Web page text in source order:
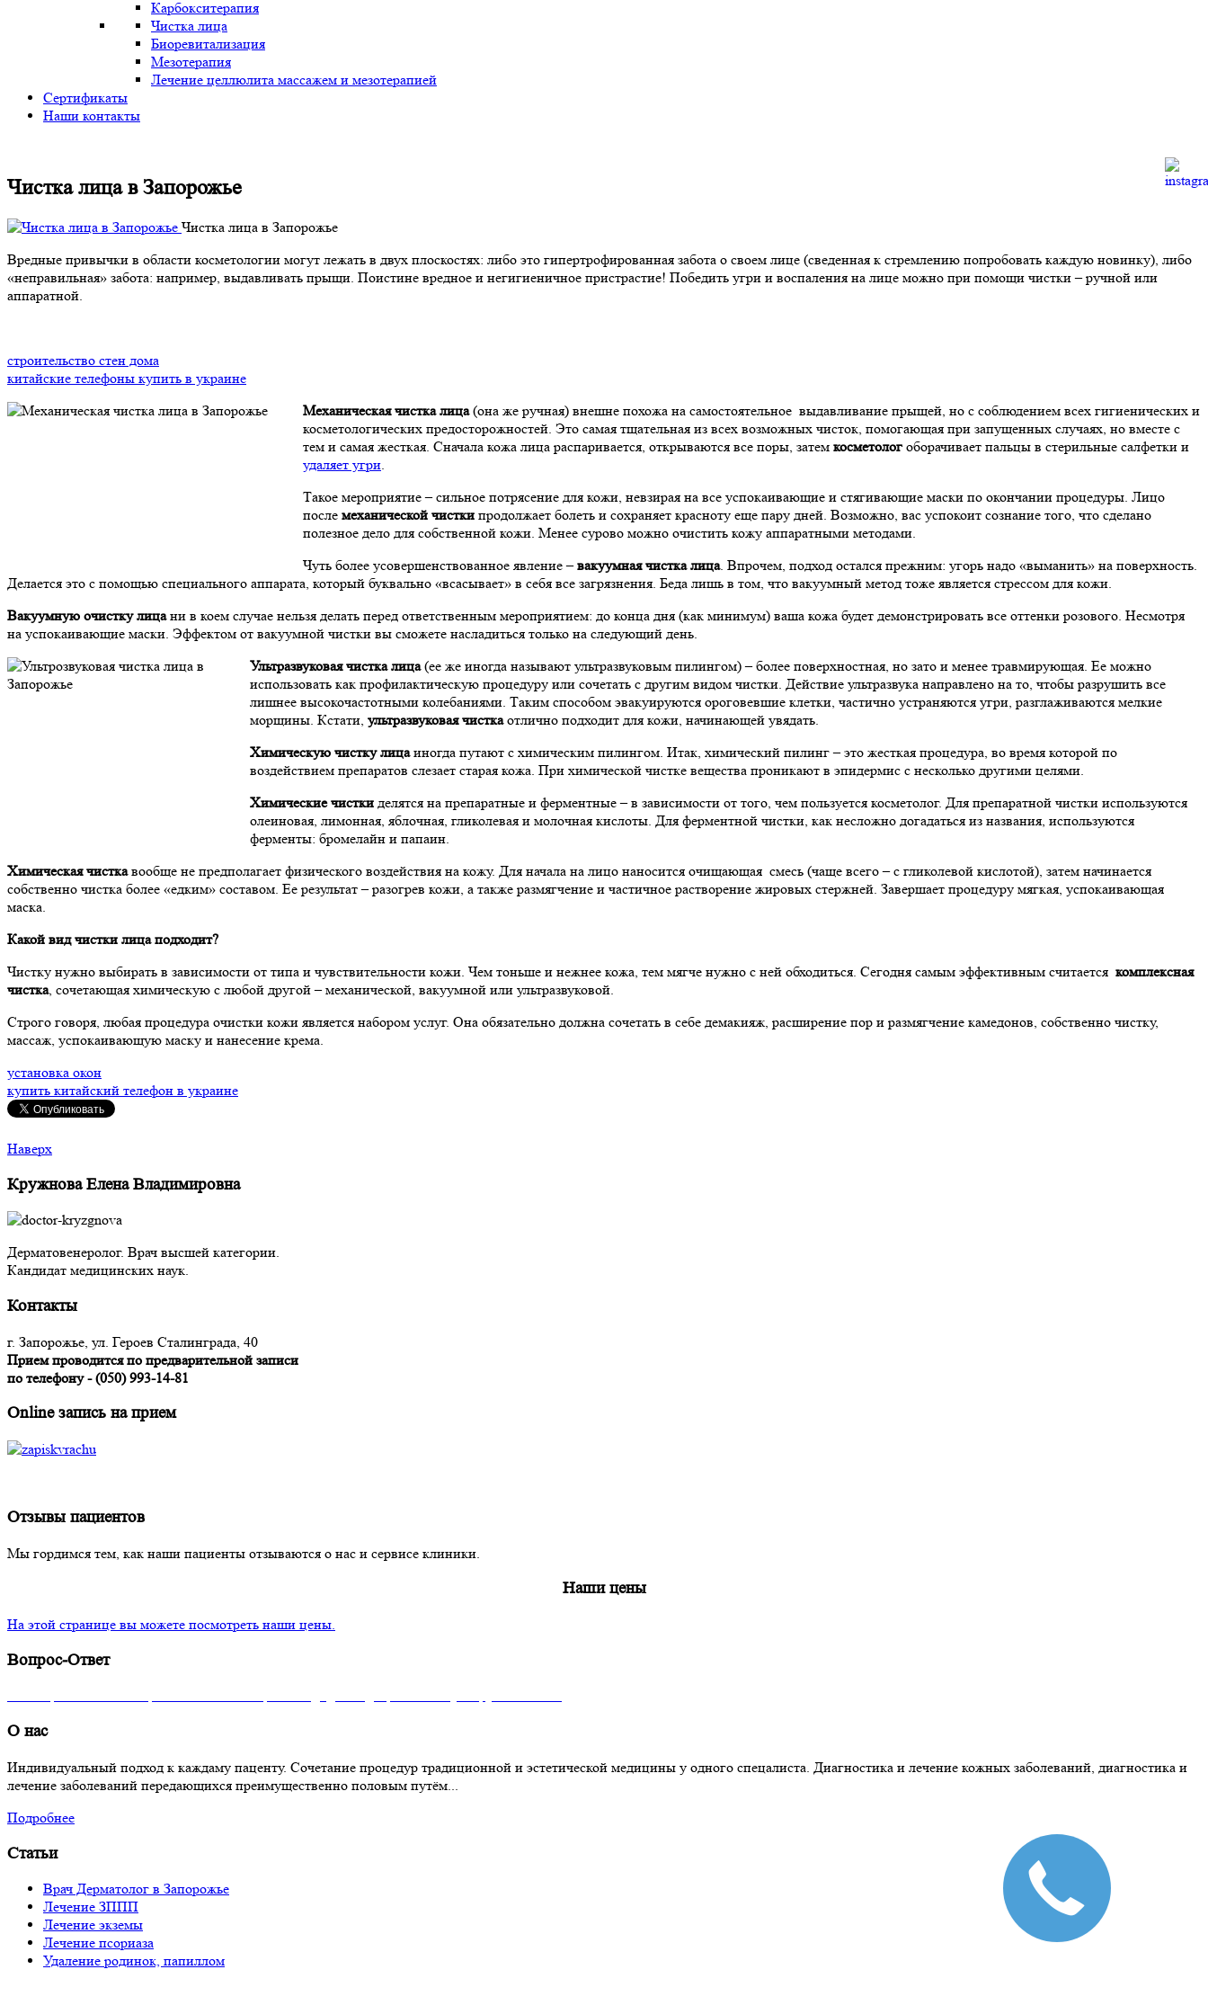
Карбокситерапия
Чистка лица
Биоревитализация
Мезотерапия
Лечение целлюлита массажем и мезотерапией
Сертификаты
Наши контакты
Чистка лица в Запорожье
Чистка лица в Запорожье
Вредные привычки в области косметологии могут лежать в двух плоскостях: либо это гипертрофированная забота о своем лице (сведенная к стремлению попробовать каждую новинку), либо
«неправильная» забота: например, выдавливать прыщи. Поистине вредное и негигиеничное пристрастие! Победить угри и воспаления на лице можно при помощи чистки – ручной или
аппаратной.
cтроительство стен дома
китайские телефоны купить в украине
Механическая чистка лица(она же ручная) внешне похожа на самостоятельное выдавливание прыщей, но с соблюдением всех гигиенических и
косметологических предосторожностей. Это самая тщательная из всех возможных чисток, помогающая при запущенных случаях, но вместе с
тем и самая жесткая. Сначала кожа лица распаривается, открываются все поры, затем косметологоборачивает пальцы в стерильные салфетки и
удаляет угри.
Такое мероприятие – сильное потрясение для кожи, невзирая на все успокаивающие и стягивающие маски по окончании процедуры. Лицо
после механической чистки продолжает болеть и сохраняет красноту еще пару дней. Возможно, вас успокоит сознание того, что сделано
полезное дело для собственной кожи. Менее сурово можно очистить кожу аппаратными методами.
Чуть более усовершенствованное явление –вакуумная чистка лица. Впрочем, подход остался прежним: угорь надо «выманить» на поверхность.
Делается это с помощью специального аппарата, который буквально «всасывает» в себя все загрязнения. Беда лишь в том, что вакуумный метод тоже является стрессом для кожи.
Вакуумную очистку лицани в коем случае нельзя делать перед ответственным мероприятием: до конца дня (как минимум) ваша кожа будет демонстрировать все оттенки розового. Несмотря
на успокаивающие маски. Эффектом от вакуумной чистки вы сможете насладиться только на следующий день.
Ультразвуковая чистка лица(ее же иногда называют ультразвуковым пилингом) – более поверхностная, но зато и менее травмирующая. Ее можно
использовать как профилактическую процедуру или сочетать с другим видом чистки. Действие ультразвука направлено на то, чтобы разрушить все
лишнее высокочастотными колебаниями. Таким способом эвакуируются ороговевшие клетки, частично устраняются угри, разглаживаются мелкие
морщины. Кстати, ультразвуковая чисткаотлично подходит для кожи, начинающей увядать.
Химическую чистку лицаиногда путают с химическим пилингом. Итак, химический пилинг – это жесткая процедура, во время которой по
воздействием препаратов слезает старая кожа. При химической чистке вещества проникают в эпидермис с несколько другими целями.
Химические чистки делятся на препаратные и ферментные – в зависимости от того, чем пользуется косметолог. Для препаратной чистки используются
олеиновая, лимонная, яблочная, гликолевая и молочная кислоты. Для ферментной чистки, как несложно догадаться из названия, используются
ферменты: бромелайн и папаин.
Химическая чисткавообще не предполагает физического воздействия на кожу. Для начала на лицо наносится очищающая смесь (чаще всего – с гликолевой кислотой), затем начинается
собственно чистка более «едким» составом. Ее результат – разогрев кожи, а также размягчение и частичное растворение жировых стержней. Завершает процедуру мягкая, успокаивающая
маска.
Какой вид чистки лица подходит?
Чистку нужно выбирать в зависимости от типа и чувствительности кожи. Чем тоньше и нежнее кожа, тем мягче нужно с ней обходиться. Сегодня самым эффективным считается комплексная
чистка, сочетающая химическую с любой другой – механической, вакуумной или ультразвуковой.
Строго говоря, любая процедура очистки кожи является набором услуг. Она обязательно должна сочетать в себе демакияж, расширение пор и размягчение камедонов, собственно чистку,
массаж, успокаивающую маску и нанесение крема.
установка окон
купить китайский телефон в украине
Наверх
Кружнова Елена Владимировна
Дерматовенеролог. Врач высшей категории.
Кандидат медицинских наук.
Контакты
г. Запорожье, ул. Героев Сталинграда, 40
Прием проводится по предварительной записи
по телефону - (050) 993-14-81
Online запись на прием
Отзывы пациентов
Мы гордимся тем, как наши пациенты отзываются о нас и сервисе клиники.
Наши цены
На этой странице вы можете посмотреть наши цены.
Вопрос-Ответ
О нас
Индивидуальный подход к каждаму паценту. Сочетание процедур традиционной и эстетической медицины у одного спецалиста. Диагностика и лечение кожных заболеваний, диагностика и
лечение заболеваний передающихся преимущественно половым путём...
Подробнее
Статьи
Врач Дерматолог в Запорожье
Лечение ЗППП
Лечение экземы
Лечение псориаза
Удаление родинок, папиллом
Закажите
звонок